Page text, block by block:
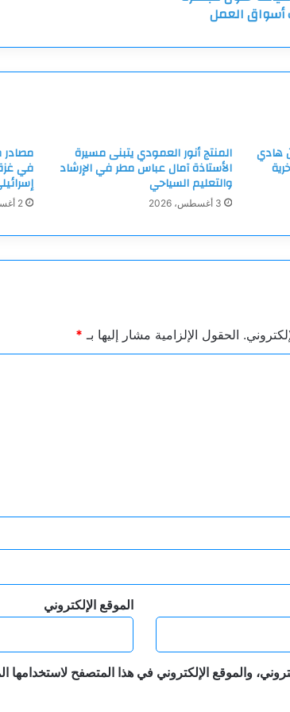
أسواق العمل
هادي المنتج أنور العمودي يتبنى مسيرة
الأستاذة آمال عباس مطر في الإرشاد
والتعليم السياحي
3 أغسطس، 2026
في
2 أغسطس، 2026
الحقول الإلزامية مشار إليها بـ *
الموقع الإلكتروني
والموقع الإلكتروني في هذا المتصفح لاستخدامها